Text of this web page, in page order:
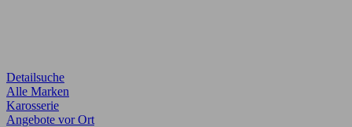
Detailsuche
Alle Marken
Karosserie
Angebote vor Ort